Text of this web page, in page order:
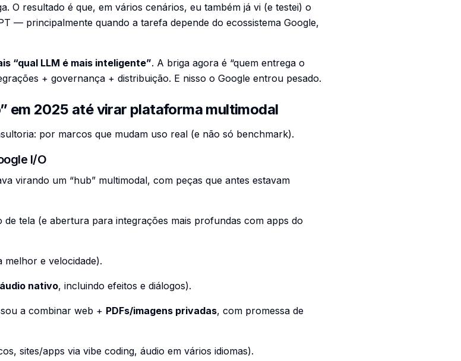
O resultado é que, em vários cenários, eu também já vi (e testei) o
— principalmente quando a tarefa depende do ecossistema Google,
“qual LLM é mais inteligente”. A briga agora é “quem entrega o
+ governança + distribuição. E nisso o Google entrou pesado.
em 2025 até virar plataforma multimodal
por marcos que mudam uso real (e não só benchmark).
I/O
virando um “hub” multimodal, com peças que antes estavam
tela (e abertura para integrações mais profundas com apps do
melhor e velocidade).
áudio nativo, incluindo efeitos e diálogos).
a combinar web + PDFs/imagens privadas, com promessa de
sites/apps via vibe coding, áudio em vários idiomas).